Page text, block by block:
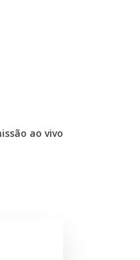
ao vivo